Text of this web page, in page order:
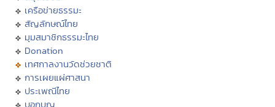
เครือข่ายธรรมะ
สัญลักษณ์ไทย
มุมสมาชิกธรรมะไทย
Donation
เทศกาลงานวัดช่วยชาติ
การเผยแผ่ศาสนา
ประเพณีไทย
บอกบุญ